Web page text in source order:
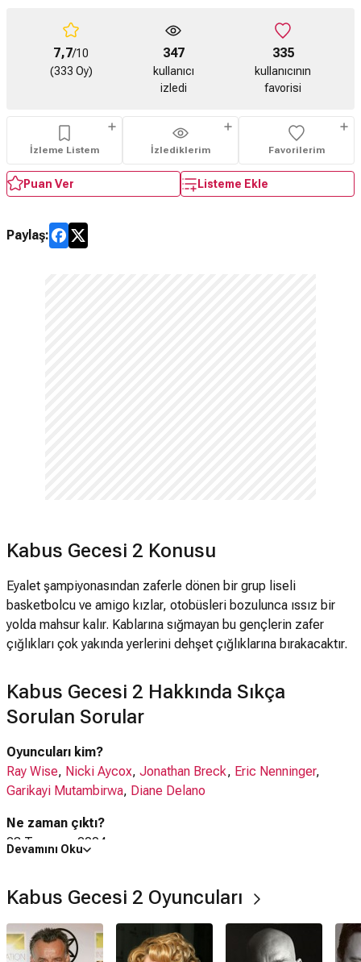
7,7/10
(333 Oy)
347
kullanıcı
izledi
335
kullanıcının
favorisi
İzleme Listem İzlediklerim Favorilerim
Puan Ver Listeme Ekle
Paylaş:
Kabus Gecesi 2 Konusu
Eyalet şampiyonasından zaferle dönen bir grup liseli
basketbolcu ve amigo kızlar, otobüsleri bozulunca ıssız bir
yolda mahsur kalır. Kablarına sığmayan bu gençlerin zafer
çığlıkları çok yakında yerlerini dehşet çığlıklarına bırakacaktır.
Kabus Gecesi 2 Hakkında Sıkça
Sorulan Sorular
Oyuncuları kim?
Ray Wise, Nicki Aycox, Jonathan Breck, Eric Nenninger,
Garikayi Mutambirwa, Diane Delano
Ne zaman çıktı?
23 Temmuz 2004
Kabus Gecesi 2 filmi ABD'da çekilmiştir.
Kaç saat?
1 saat 44 dakika
Devamını Oku
Kabus Gecesi 2 Oyuncuları